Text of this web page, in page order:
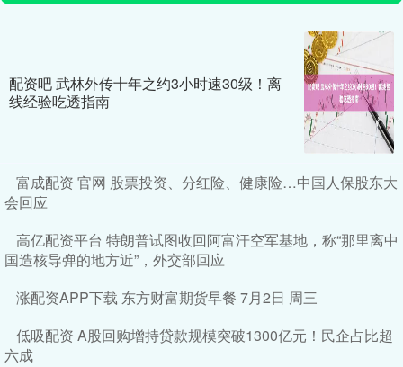
配资吧 武林外传十年之约3小时速30级！离
线经验吃透指南
富成配资 官网 股票投资、分红险、健康险…中国人保股东大
会回应
高亿配资平台 特朗普试图收回阿富汗空军基地，称“那里离中
国造核导弹的地方近”，外交部回应
涨配资APP下载 东方财富期货早餐 7月2日 周三
低吸配资 A股回购增持贷款规模突破1300亿元！民企占比超
六成